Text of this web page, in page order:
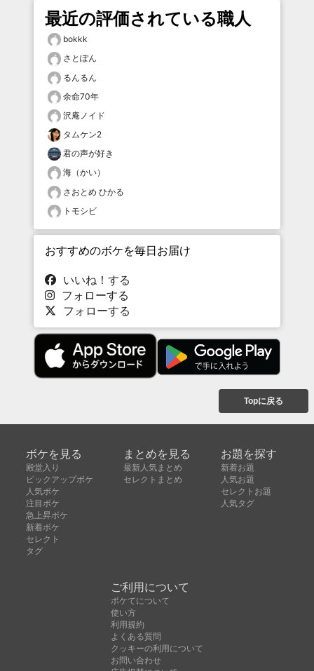
最近の評価されている職人
bokkk
さとぽん
るんるん
余命70年
沢庵ノイド
タムケン2
君の声が好き
海（かい）
さおとめ ひかる
トモシビ
おすすめのボケを毎日お届け
いいね！する
フォローする
フォローする
Topに戻る
ボケを見る
殿堂入り
ピックアップボケ
人気ボケ
注目ボケ
急上昇ボケ
新着ボケ
セレクト
タグ
まとめを見る
最新人気まとめ
セレクトまとめ
お題を探す
新着お題
人気お題
セレクトお題
人気タグ
ご利用について
ボケてについて
使い方
利用規約
よくある質問
クッキーの利用について
お問い合わせ